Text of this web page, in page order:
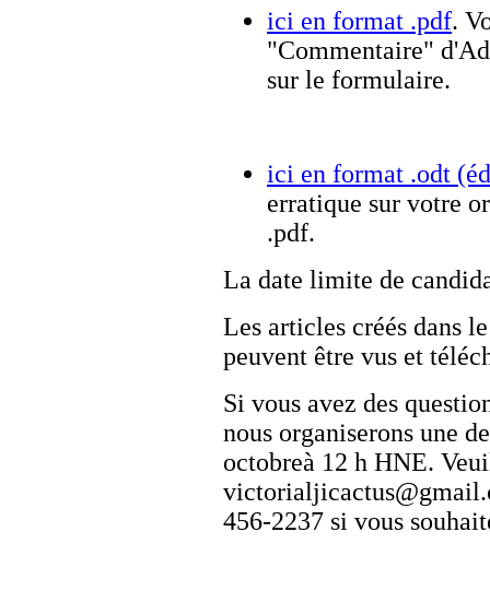
ici en format .pdf.
"Commentaire"
sur le formulaire.
ici en format .odt
erratique sur votre
.pdf.
La date limite de
Les articles créés dans
peuvent être vus et
Si vous avez des
nous organiserons une
octobreà 12 h HNE.
456-2237 si vous